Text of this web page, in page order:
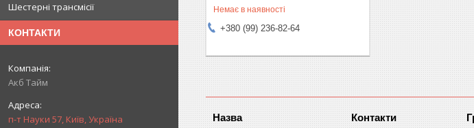
Шестерні трансмісії
КОНТАКТИ
Акб Тайм
п-т Науки 57, Київ, Україна
Немає в наявності
+380 (99) 236-82-64